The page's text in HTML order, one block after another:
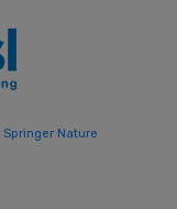
Springer Nature